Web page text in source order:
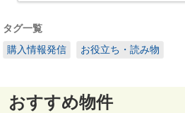
タグ一覧
購入情報発信
お役立ち・読み物
おすすめ物件